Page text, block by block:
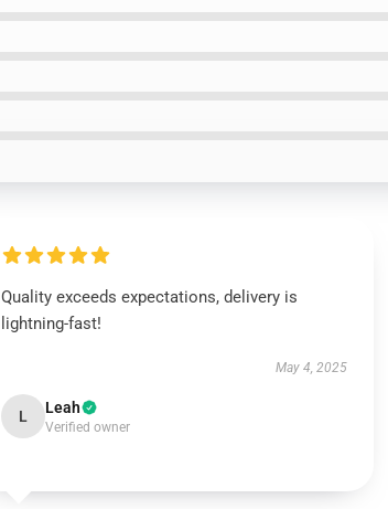
Quality exceeds expectations, delivery is
lightning-fast!
May 4, 2025
L Leah
Verified owner